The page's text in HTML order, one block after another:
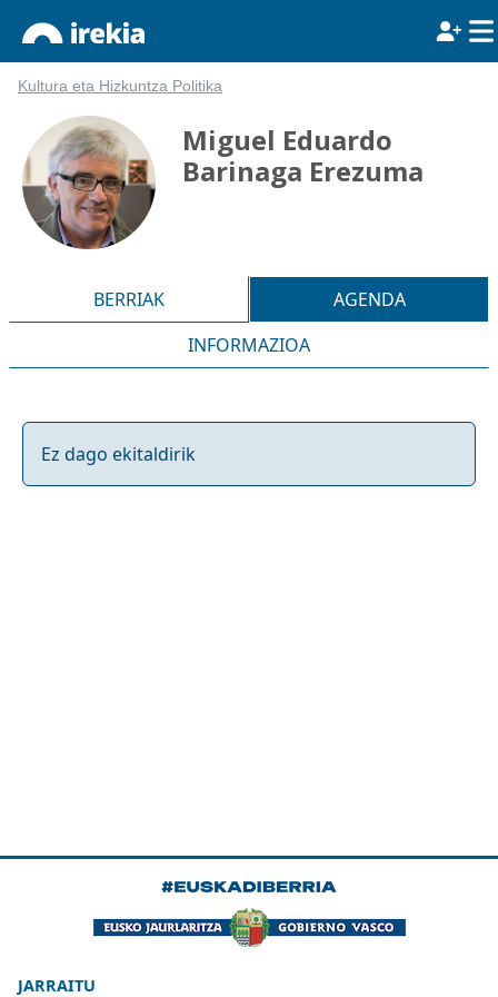
Kultura eta Hizkuntza Politika
Miguel Eduardo
Barinaga Erezuma
BERRIAK
AGENDA
INFORMAZIOA
Ez dago ekitaldirik
JARRAITU